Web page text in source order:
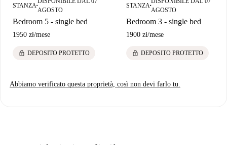
STANZA ■
AGOSTO
Bedroom 5 - single bed
1950 zł/mese
lock DEPOSITO PROTETTO
STANZA ■
AGOSTO
Bedroom 3 - single bed
1900 zł/mese
lock DEPOSITO PROTETTO
Abbiamo verificato questa proprietà, così non devi farlo tu.